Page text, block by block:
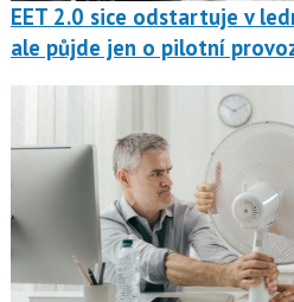
EET 2.0 sice odstartuje v
ale půjde jen o pilotní